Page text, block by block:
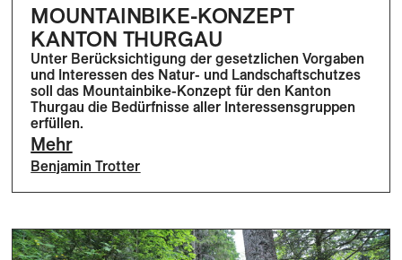
MOUNTAINBIKE-KONZEPT
KANTON THURGAU
Unter Berücksichtigung der gesetzlichen Vorgaben
und Interessen des Natur- und Landschaftschutzes
soll das Mountainbike-Konzept für den Kanton
Thurgau die Bedürfnisse aller Interessensgruppen
erfüllen.
Mehr
Benjamin Trotter